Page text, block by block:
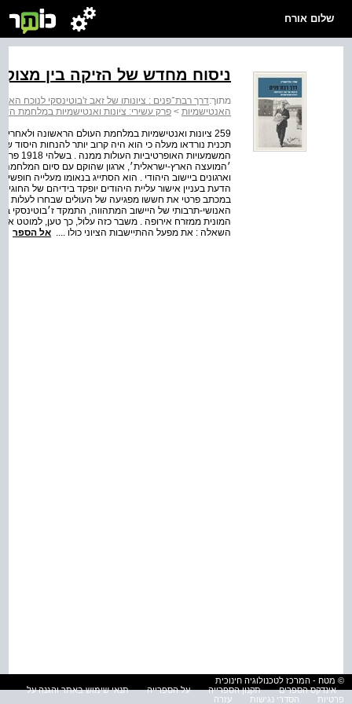
שלום אורח
ניסוח מחדש של הזיקה בין
מתוך:דרך רבת־פנים : ציונותו של זאב ז'בוטינסקי לנוכח
האנטישמיות > פרק עשירי: ציונות ואנטישמיות במלחמת
259 ציונות ואנטישמיות במלחמת העולם הראשונה
תכנית נורדאו מעלה כי הוא היה קרוב יותר להנחות
׳המועצה הארץ-ישראלית׳, ארגון שהוקם עם סיום המלחמה
וארגונים ביישוב היהודי . הוא הסתייג בנאומו מעלייה
הדעת בעניין אישור עליית היהודים יופקד בידיהם של
במכתב פרטי את חששו מפגיעה של העולים שבחרו לעלות
האנושי-תרבותי של היישוב המתהווה, התמקד ז׳בוטינסקי
השאלה : את מפעל ההתיישבות הציוני כולו .... אל הספר
© מטח - המרכז לטכנולוגיה חינוכית
אינדקס הספרים
תקנון הספרייה על הספרייה
תנאי שימוש באתר והגנה על
פרטיות
הסדרי נגישות עזרה